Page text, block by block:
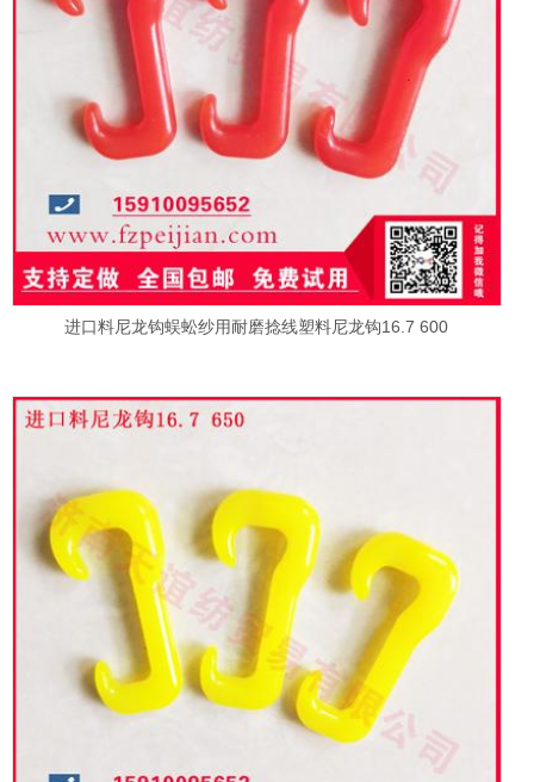
进口料尼龙钩蜈蚣纱用耐磨捻线塑料尼龙钩16.7 600